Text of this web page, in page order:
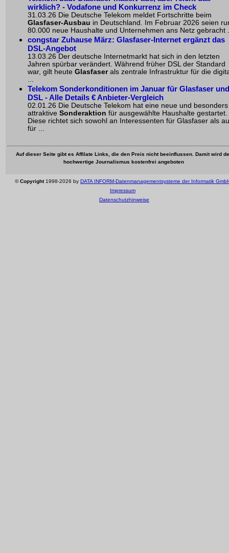
wirklich? - Vodafone und Konkurrenz im Check
31.03.26 Die Deutsche Telekom meldet Fortschritte beim
Glasfaser-Ausbau in Deutschland. Im Februar 2026 seien
80.000 neue Haushalte und Unternehmen ans Netz gebracht
congstar Zuhause März: Glasfaser-Internet ergänzt das
DSL-Angebot
13.03.26 Der deutsche Internetmarkt hat sich in den letzten
Jahren spürbar verändert. Während früher DSL der Standard
war, gilt heute Glasfaserals zentrale Infrastruktur für die
...
Telekom Sonderkonditionen im Januar für Glasfaser und
DSL - Alle Details € Anbieter-Vergleich
02.01.26 Die Deutsche Telekom hat eine neue und besonders
attraktive Sonderaktion für ausgewählte Haushalte gestartet.
Diese richtet sich sowohl an Interessenten für Glasfaser als
für ...
Auf dieser Seite gibt es Affilate Links, die den Preis nicht beeinflussen. Damit wird
hochwertige Journalismus kostenfrei angeboten
©Copyright1998-2026 by DATA INFORM-Datenmanagementsysteme der Informatik
Impressum
Datenschutzhinweise